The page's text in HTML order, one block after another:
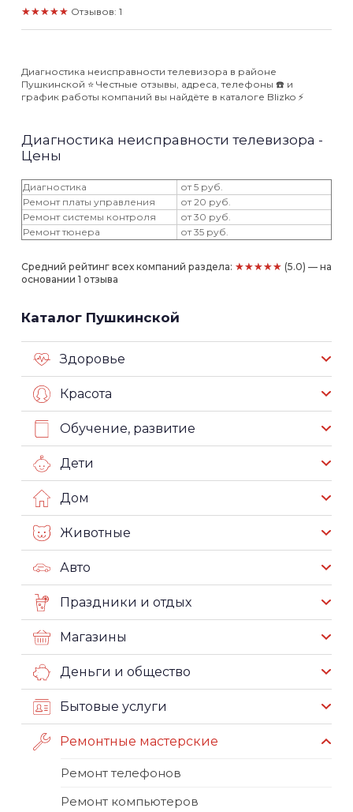
★★★★★ Отзывов: 1
Диагностика неисправности телевизора в районе
Пушкинской ⭐️ Честные отзывы, адреса, телефоны ☎️ и
график работы компаний вы найдёте в каталоге Blizko ⚡️
Диагностика неисправности телевизора -
Цены
Диагностика
от 5 руб.
Ремонт платы управления
от 20 руб.
Ремонт системы контроля
от 30 руб.
Ремонт тюнера
от 35 руб.
Средний рейтинг всех компаний раздела: ★★★★★ (5.0) — на
основании 1 отзыва
Каталог Пушкинской
Здоровье
Красота
Обучение, развитие
Дети
Дом
Животные
Авто
Праздники и отдых
Магазины
Деньги и общество
Бытовые услуги
Ремонтные мастерские
Ремонт телефонов
Ремонт компьютеров